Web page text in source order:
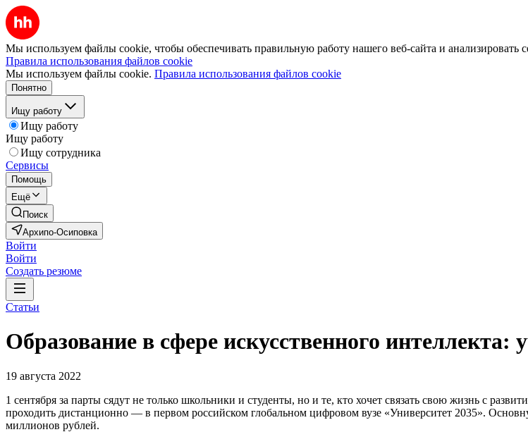
Мы используем файлы cookie, чтобы обеспечивать правильную работу нашего веб-сайта и анализировать
Правила использования файлов cookie
Мы используем файлы cookie. Правила использования файлов cookie
Понятно
Ищу работу
Ищу работу
Ищу работу
Ищу сотрудника
Сервисы
Помощь
Ещё
Поиск
Архипо-Осиповка
Войти
Войти
Создать резюме
Статьи
Образование в сфере искусственного интеллекта:
19 августа 2022
1 сентября за парты сядут не только школьники и студенты, но и те, кто хочет связать свою жизнь с
проходить дистанционно — в первом российском глобальном цифровом вузе «Университет 2035».
миллионов рублей.